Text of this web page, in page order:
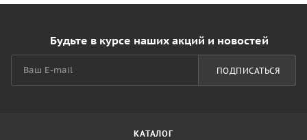
Будьте в курсе наших акций и новостей
ПОДПИСАТЬСЯ
КАТАЛОГ